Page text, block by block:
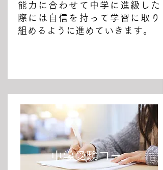
能力に合わせて中学に進級した
際には自信を持って学習に取り
組めるように進めていきます。
中学受験コー